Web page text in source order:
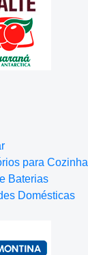
para Cozinha
Baterias
Domésticas